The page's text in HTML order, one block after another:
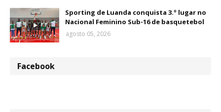
Sporting de Luanda conquista 3.º lugar no
Nacional Feminino Sub-16 de basquetebol
agosto 05, 2026
Facebook